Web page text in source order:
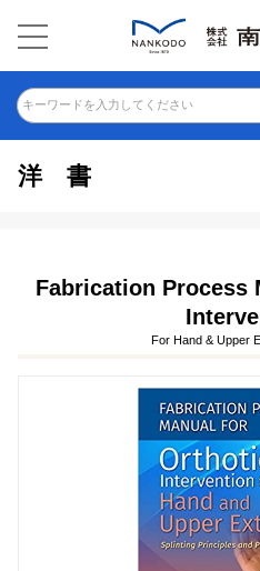
キーワードを入力してください
洋書
Fabrication Process
For Hand & Upper